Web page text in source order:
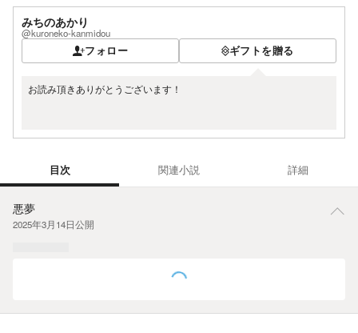
みちのあかり
@kuroneko-kanmidou
フォロー ギフトを贈る
お読み頂きありがとうございます！
目次 関連小説 詳細
悪夢
2025年3月14日公開